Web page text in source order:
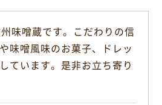
味噌蔵です。こだわりの信
味噌風味のお菓子、ドレッ
ています。是非お立ち寄り